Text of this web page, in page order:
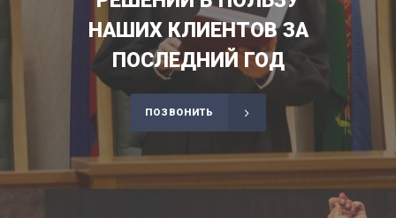
НАШИХ КЛИЕНТОВ ЗА
ПОСЛЕДНИЙ ГОД
ПОЗВОНИТЬ